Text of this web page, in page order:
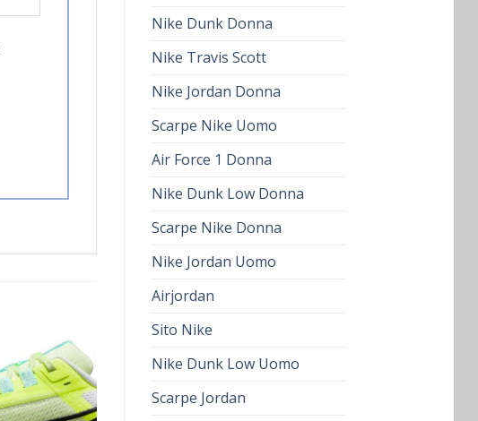
Nike Dunk Donna
Nike Travis Scott
Nike Jordan Donna
Scarpe Nike Uomo
Air Force 1 Donna
Nike Dunk Low Donna
Scarpe Nike Donna
Nike Jordan Uomo
Airjordan
Sito Nike
Nike Dunk Low Uomo
Scarpe Jordan